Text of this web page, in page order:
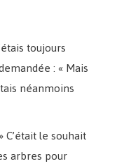
toujours
: « Mais
néanmoins
le souhait
arbres pour